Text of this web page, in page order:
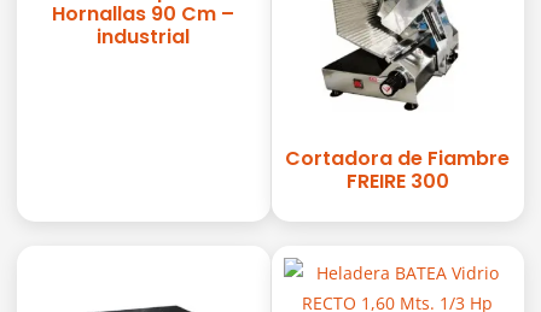
Hornallas 90 Cm –
industrial
Cortadora de Fiambre
FREIRE 300